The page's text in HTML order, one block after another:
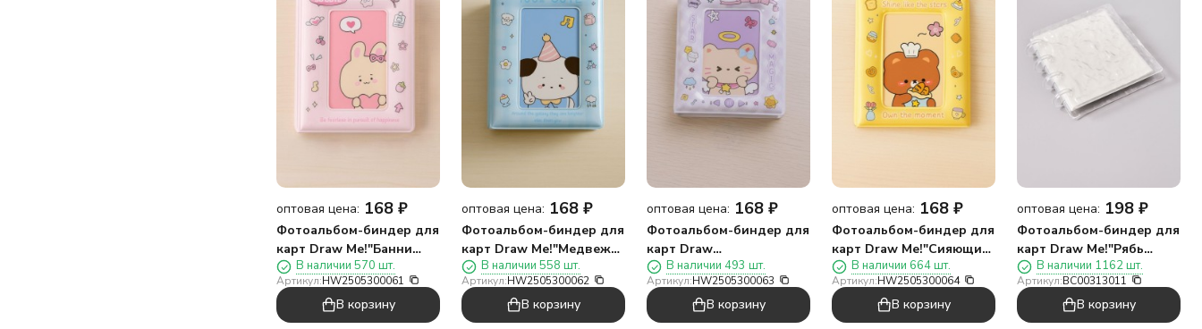
оптовая цена: 168 ₽
Фотоальбом-биндер для
карт Draw Me!"Банни
Харт",16 страниц(9*11см)
В наличии 570 шт.
Артикул:HW2505300061
В корзину
оптовая цена: 168 ₽
Фотоальбом-биндер для
карт Draw Me!"Медвежья
песня",16
страниц(9*11см)
В наличии 558 шт.
Артикул:HW2505300062
В корзину
оптовая цена: 168 ₽
Фотоальбом-биндер для
карт Draw
Me!"Волшебный кот",16
страниц(9*11см)
В наличии 493 шт.
Артикул:HW2505300063
В корзину
оптовая цена: 168 ₽
Фотоальбом-биндер для
карт Draw Me!"Сияющий
мишка",16
страниц(9*11см)
В наличии 664 шт.
Артикул:HW2505300064
В корзину
оптовая цена: 198 ₽
Фотоальбом-биндер для
карт Draw Me!"Рябь
воды",20
страниц(13*12,5см)
В наличии 1162 шт.
Артикул:BC00313011
В корзину